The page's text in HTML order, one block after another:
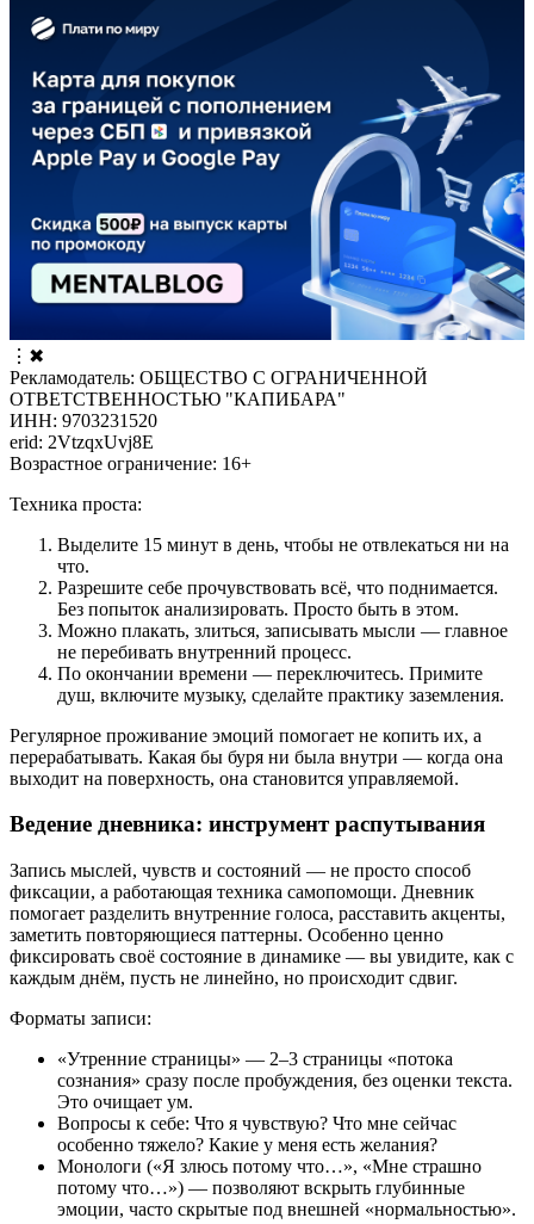
⋮ ✖
Рекламодатель: ОБЩЕСТВО С ОГРАНИЧЕННОЙ
ОТВЕТСТВЕННОСТЬЮ "КАПИБАРА"
ИНН: 9703231520
erid: 2VtzqxUvj8E
Возрастное ограничение: 16+
Техника проста:
Выделите 15 минут в день, чтобы не отвлекаться ни на
что.
Разрешите себе прочувствовать всё, что поднимается.
Без попыток анализировать. Просто быть в этом.
Можно плакать, злиться, записывать мысли — главное
не перебивать внутренний процесс.
По окончании времени — переключитесь. Примите
душ, включите музыку, сделайте практику заземления.
Регулярное проживание эмоций помогает не копить их, а
перерабатывать. Какая бы буря ни была внутри — когда она
выходит на поверхность, она становится управляемой.
Ведение дневника: инструмент распутывания
Запись мыслей, чувств и состояний — не просто способ
фиксации, а работающая техника самопомощи. Дневник
помогает разделить внутренние голоса, расставить акценты,
заметить повторяющиеся паттерны. Особенно ценно
фиксировать своё состояние в динамике — вы увидите, как с
каждым днём, пусть не линейно, но происходит сдвиг.
Форматы записи:
«Утренние страницы» — 2–3 страницы «потока
сознания» сразу после пробуждения, без оценки текста.
Это очищает ум.
Вопросы к себе: Что я чувствую? Что мне сейчас
особенно тяжело? Какие у меня есть желания?
Монологи («Я злюсь потому что…», «Мне страшно
потому что…») — позволяют вскрыть глубинные
эмоции, часто скрытые под внешней «нормальностью».